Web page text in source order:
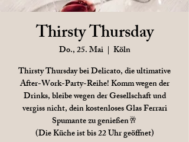
Thirsty Thursday
Do., 25. Mai
  |
Köln
Thirsty Thursday bei Delicato, die ultimative
After-Work-Party-Reihe! Komm wegen der
Drinks, bleibe wegen der Gesellschaft und
vergiss nicht, dein kostenloses Glas Ferrari
Spumante zu genießen🥂
(Die Küche ist bis 22 Uhr geöffnet)